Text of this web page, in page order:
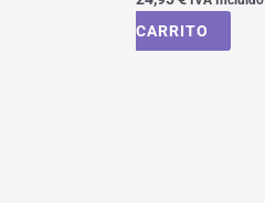
CARRITO